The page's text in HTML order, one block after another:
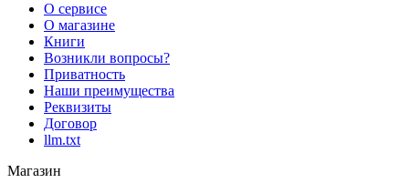
О сервисе
О магазине
Книги
Возникли вопросы?
Приватность
Наши преимущества
Реквизиты
Договор
llm.txt
Магазин